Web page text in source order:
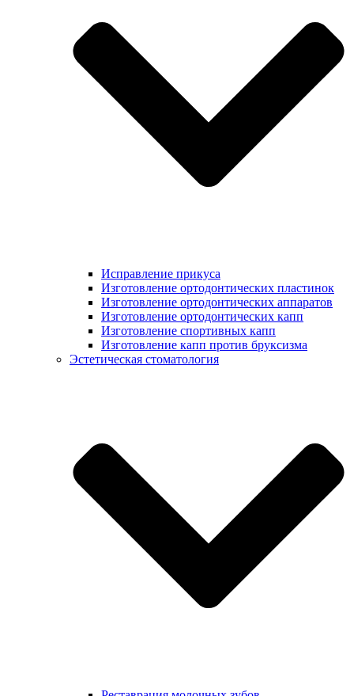
Исправление прикуса
Изготовление ортодонтических пластинок
Изготовление ортодонтических аппаратов
Изготовление ортодонтических капп
Изготовление спортивных капп
Изготовление капп против бруксизма
Эстетическая стоматология